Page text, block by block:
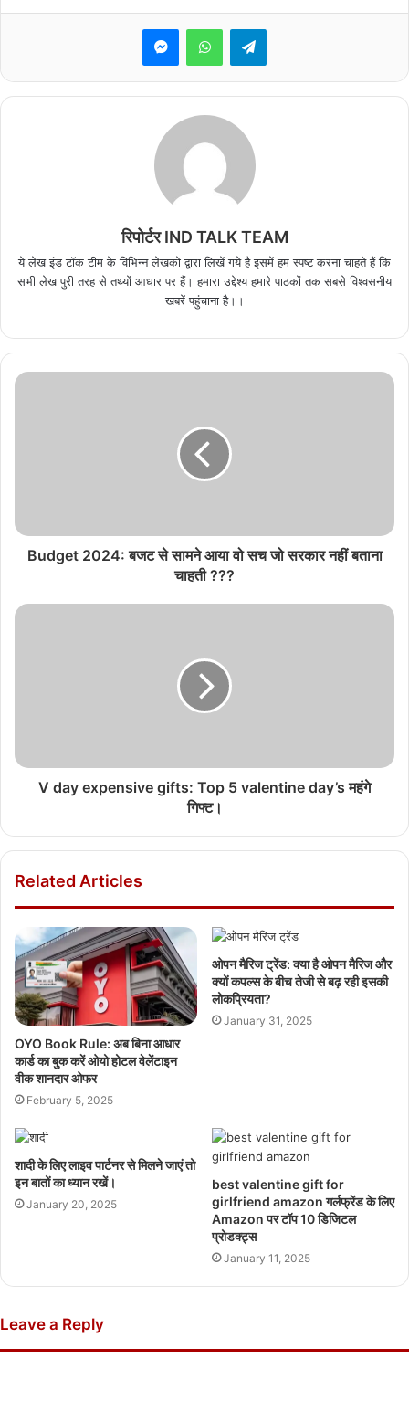
MessengerWhatsAppTelegram
रिपोर्टर IND TALK TEAM
ये लेख इंड टॉक टीम के विभिन्न लेखको द्वारा लिखें गये है इसमें हम स्पष्ट करना चाहते हैं कि
सभी लेख पुरी तरह से तथ्यों आधार पर हैं। हमारा उद्देश्य हमारे पाठकों तक सबसे विश्वसनीय
खबरें पहुंचाना है।।
Budget 2024: बजट से सामने आया वो सच जो सरकार नहीं बताना
चाहती ???
V day expensive gifts: Top 5 valentine day’s महंगे
गिफ्ट।
Related Articles
OYO Book Rule: अब बिना आधार
कार्ड का बुक करें ओयो होटल वेलेंटाइन
वीक शानदार ओफर
February 5, 2025
ओपन मैरिज ट्रेंड: क्या है ओपन मैरिज और
क्यों कपल्स के बीच तेजी से बढ़ रही इसकी
लोकप्रियता?
January 31, 2025
शादी के लिए लाइव पार्टनर से मिलने जाएं तो
इन बातों का ध्यान रखें।
January 20, 2025
best valentine gift for
girlfriend amazon गर्लफ्रेंड के लिए
Amazon पर टॉप 10 डिजिटल
प्रोडक्ट्स
January 11, 2025
Leave a Reply